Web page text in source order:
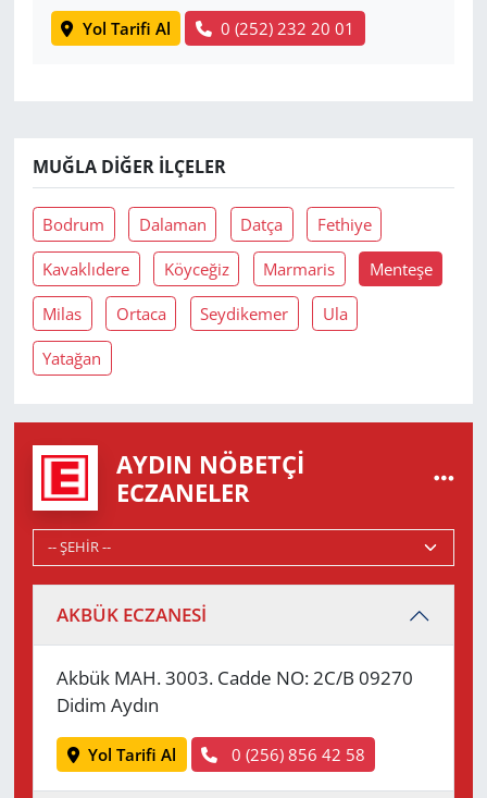
Yol Tarifi Al 0 (252) 232 20 01
MUĞLA DIĞER İLÇELER
Bodrum Dalaman Datça Fethiye
Kavaklıdere Köyceğiz Marmaris Menteşe
Milas Ortaca Seydikemer Ula
Yatağan
AYDIN NÖBETÇI
ECZANELER
AKBÜK ECZANESİ
Akbük MAH. 3003. Cadde NO: 2C/B 09270
Didim Aydın
Yol Tarifi Al 0 (256) 856 42 58